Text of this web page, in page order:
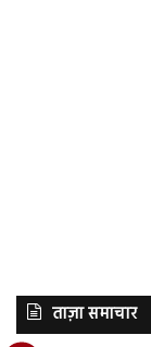
ताज़ा समाचार